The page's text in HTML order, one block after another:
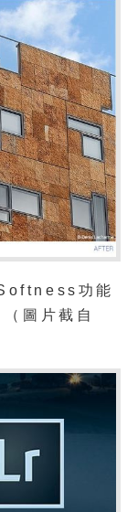
功能
圖片截自